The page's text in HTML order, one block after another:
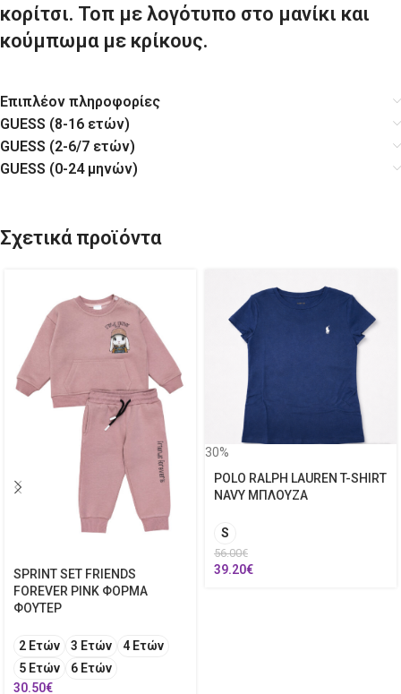
κορίτσι. Τοπ με λογότυπο στο μανίκι και
κούμπωμα με κρίκους.
Επιπλέον πληροφορίες
GUESS (8-16 ετών)
GUESS (2-6/7 ετών)
GUESS (0-24 μηνών)
Σχετικά προϊόντα
SPRINT SET FRIENDS
FOREVER PINK ΦΟΡΜΑ
ΦΟΥΤΕΡ
2 Ετών 3 Ετών
4 Ετών
5 Ετών
6 Ετών
30.50€
30%
POLO RALPH LAUREN T-SHIRT
NAVY ΜΠΛΟΥΖΑ
S
56.00€
39.20€